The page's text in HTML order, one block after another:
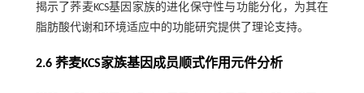
揭示了荞麦KCS基因家族的进化保守性与功能分化，为其在
脂肪酸代谢和环境适应中的功能研究提供了理论支持。
2.6 荞麦KCS家族基因成员顺式作用元件分析